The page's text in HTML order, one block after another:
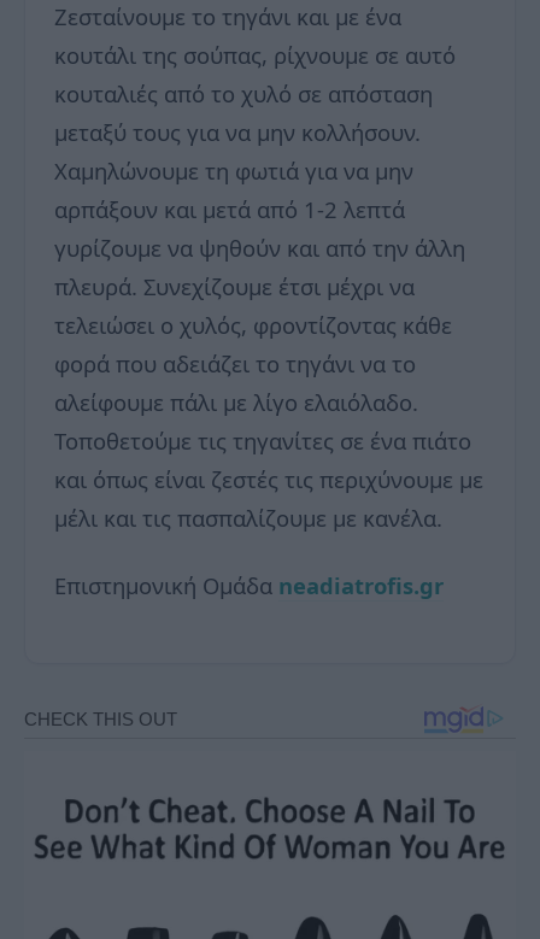
Ζεσταίνουμε το τηγάνι και με ένα
κουτάλι της σούπας, ρίχνουμε σε αυτό
κουταλιές από το χυλό σε απόσταση
μεταξύ τους για να μην κολλήσουν.
Χαμηλώνουμε τη φωτιά για να μην
αρπάξουν και μετά από 1-2 λεπτά
γυρίζουμε να ψηθούν και από την άλλη
πλευρά. Συνεχίζουμε έτσι μέχρι να
τελειώσει ο χυλός, φροντίζοντας κάθε
φορά που αδειάζει το τηγάνι να το
αλείφουμε πάλι με λίγο ελαιόλαδο.
Τοποθετούμε τις τηγανίτες σε ένα πιάτο
και όπως είναι ζεστές τις περιχύνουμε με
μέλι και τις πασπαλίζουμε με κανέλα.
Επιστημονική Ομάδα neadiatrofis.gr